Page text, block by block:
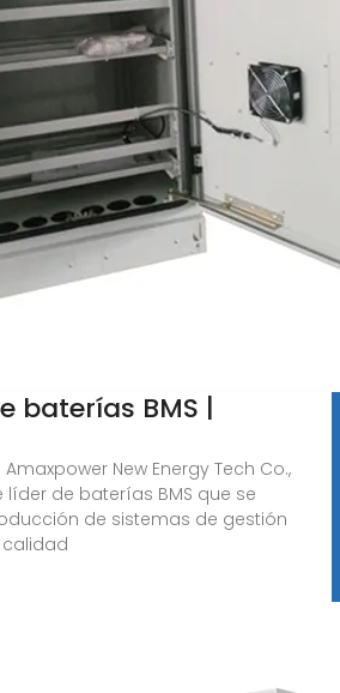
baterías BMS |
New Energy Tech Co.,
líder de baterías BMS que se
de sistemas de gestión